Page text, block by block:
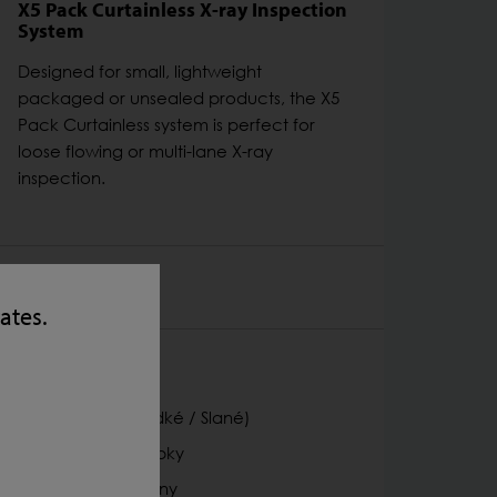
X5 Pack Curtainless X-ray Inspection
System
Designed for small, lightweight
packaged or unsealed products, the X5
Pack Curtainless system is perfect for
loose flowing or multi-lane X-ray
inspection.
Pochutiny (Sladké / Slané)
Pekařské Výrobky
Hotové Potraviny